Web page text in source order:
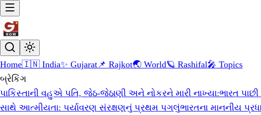
Home🇮🇳 India✨ Gujarat📌 Rajkot🌏 World🪐 Rashifal🎤 Topics
બ્રેકિંગ
પાકિસ્તાની વહુએ પતિ, જેઠ-જેઠાણી અને નોકરને મારી નાખ્યા:ભારત
સાથે આત્મીયતા: પર્યાવરણ સંરક્ષણનું પ્રથમ પગલુંભારતના માનનીય